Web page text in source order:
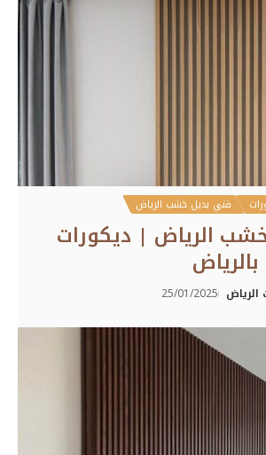
فني بديل خشب الرياض
الرياض | ديكورات
الرياض 25/01/2025